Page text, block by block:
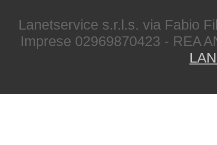
Lanetservice s.r.l.s. via Fabio
Imprese 02969870423 - REA